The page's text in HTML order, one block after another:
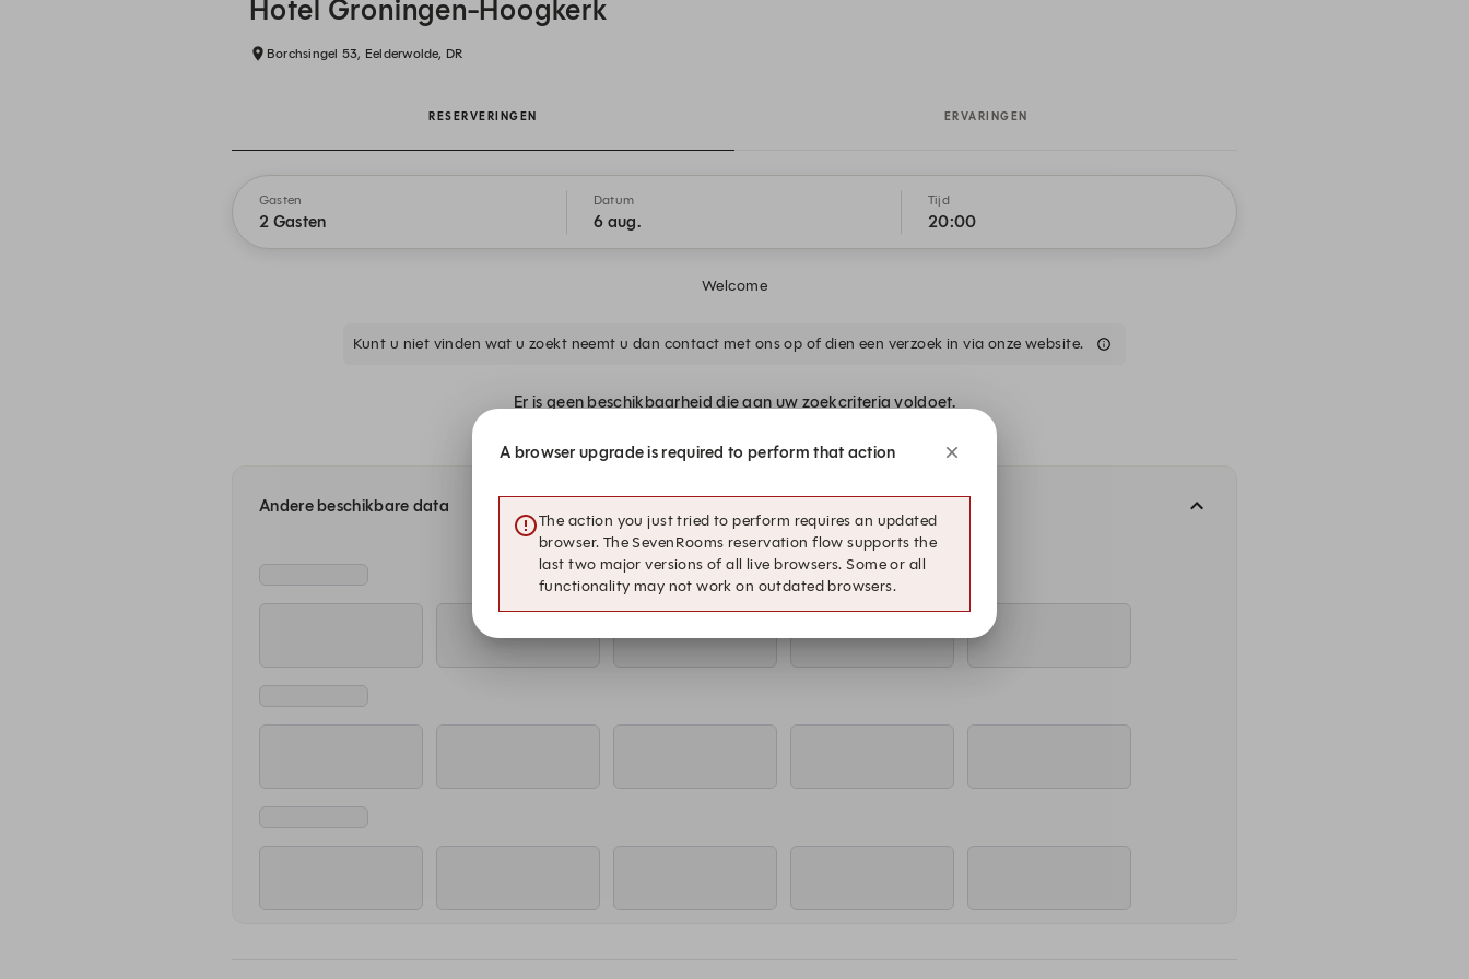
Hotel Groningen-Hoogkerk
Borchsingel 53, Eelderwolde, DR
RESERVERINGEN ERVARINGEN
Gasten
2 Gasten
Datum
6 aug.
Tijd
20:00
Welcome
Kunt u niet vinden wat u zoekt neemt u dan contact met ons op of dien een verzoek in via onze website.
Er is geen beschikbaarheid die aan uw zoekcriteria voldoet.
Andere beschikbare data
A browser upgrade is required to perform that action
The action you just tried to perform requires an updated
browser. The SevenRooms reservation flow supports the
last two major versions of all live browsers. Some or all
functionality may not work on outdated browsers.